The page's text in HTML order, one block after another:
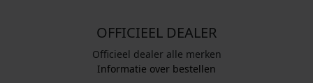
OFFICIEEL DEALER
Officieel dealer alle merken
Informatie over bestellen